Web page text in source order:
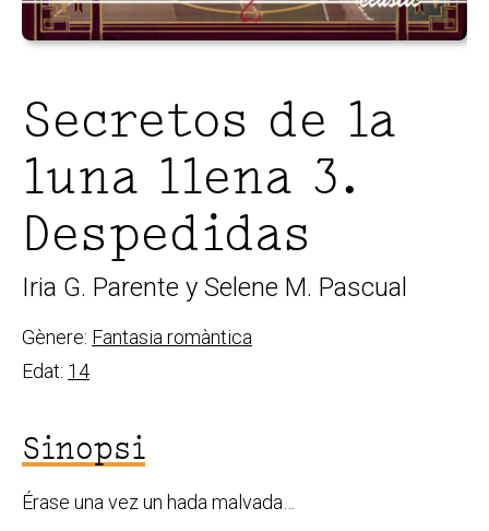
Secretos de la
luna llena 3.
Despedidas
Iria G. Parente y Selene M. Pascual
Gènere: Fantasia romàntica
Edat: 14
Sinopsi
Érase una vez un hada malvada…